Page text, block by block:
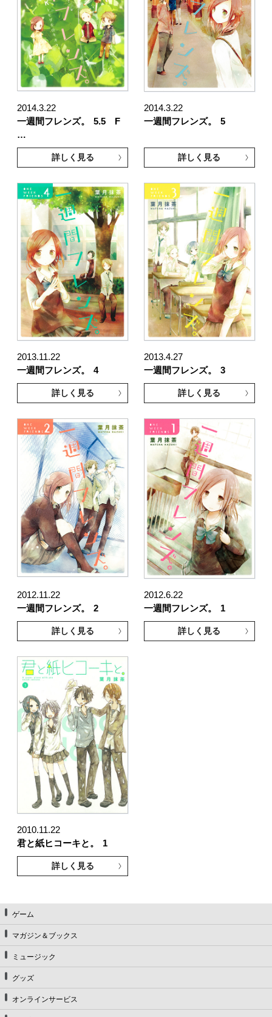
2014.3.22
一週間フレンズ。
5.5 F
…
詳しく見る
2014.3.22
一週間フレンズ。
5
詳しく見る
2013.11.22
一週間フレンズ。
4
詳しく見る
2013.4.27
一週間フレンズ。
3
詳しく見る
2012.11.22
一週間フレンズ。
2
詳しく見る
2012.6.22
一週間フレンズ。
1
詳しく見る
2010.11.22
君と紙ヒコーキと。
1
詳しく見る
ゲーム
マガジン＆ブックス
ミュージック
グッズ
オンラインサービス